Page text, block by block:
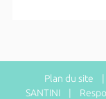
Plan du site |
SANTINI |